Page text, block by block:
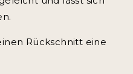
Rückschnitt eine